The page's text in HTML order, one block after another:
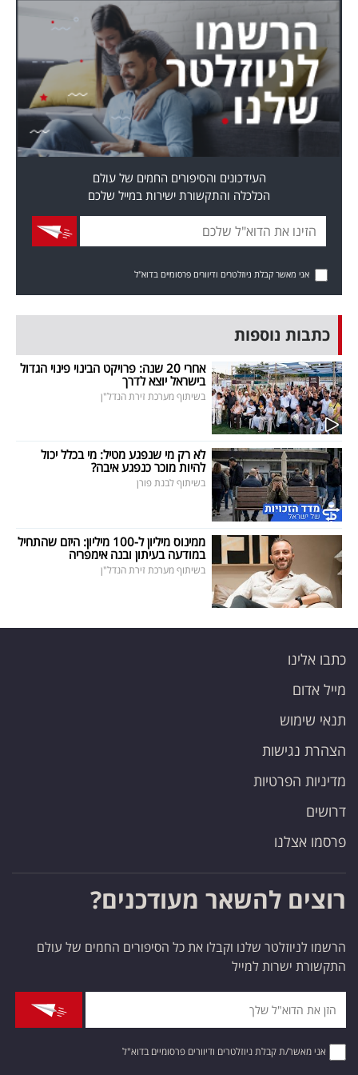
העידכונים והסיפורים החמים של עולם
הכלכלה והתקשורת ישירות במייל שלכם
אני מאשר קבלת ניוזלטרים ודיוורים פרסומיים בדוא"ל
כתבות נוספות
אחרי 20 שנה: פרויקט הבינוי פינוי הגדול
בישראל יוצא לדרך
בשיתוף מערכת זירת הנדל"ן
לא רק מי שנפגע מטיל: מי בכלל יכול
להיות מוכר כנפגע איבה?
בשיתוף לבנת פורן
ממינוס מיליון ל-100 מיליון: היזם שהתחיל
במודעה בעיתון ובנה אימפריה
בשיתוף מערכת זירת הנדל"ן
כתבו אלינו
מייל אדום
תנאי שימוש
הצהרת נגישות
מדיניות הפרטיות
דרושים
פרסמו אצלנו
רוצים להשאר מעודכנים?
הרשמו לניוזלטר שלנו וקבלו את כל הסיפורים החמים של עולם
התקשורת ישרות למייל
אני מאשר/ת קבלת ניוזלטרים ודיוורים פרסומיים בדוא"ל